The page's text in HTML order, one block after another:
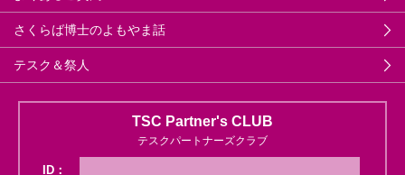
さくらば博士のよもやま話
テスク＆祭人
TSC Partner's CLUB
テスクパートナーズクラブ
ID：